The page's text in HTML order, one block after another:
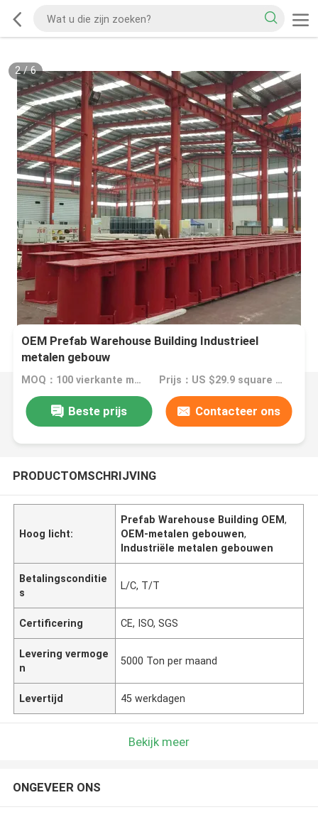
2/6
OEM Prefab Warehouse Building Industrieel
metalen gebouw
MOQ：100 vierkante meter Prijs：US $29.9 square meter
Beste prijs Contacteer ons
PRODUCTOMSCHRIJVING
Hoog licht:
Prefab Warehouse Building OEM,
OEM-metalen gebouwen,
Industriële metalen gebouwen
Betalingsconditie
s
L/C, T/T
Certificering CE, ISO, SGS
Levering vermoge
n
5000 Ton per maand
Levertijd 45 werkdagen
Bekijk meer
ONGEVEER ONS